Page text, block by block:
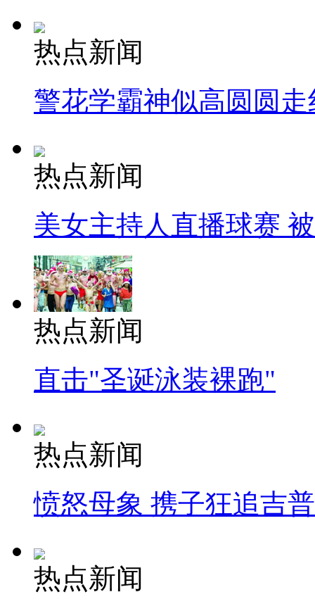
热点新闻
警花学霸神似高圆圆走
热点新闻
美女主持人直播球赛
热点新闻
直击"圣诞泳装裸跑"
热点新闻
愤怒母象 携子狂追吉
热点新闻